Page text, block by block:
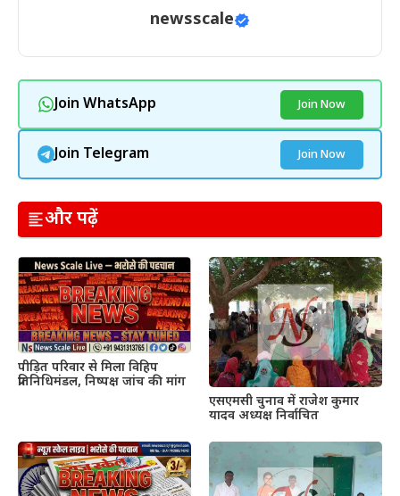
newsscale
Join WhatsApp Join Now
Join Telegram Join Now
और पढ़ें
पीड़ित परिवार से मिला विहिप
प्रतिनिधिमंडल, निष्पक्ष जांच की मांग
एसएमसी चुनाव में राजेश कुमार
यादव अध्यक्ष निर्वाचित